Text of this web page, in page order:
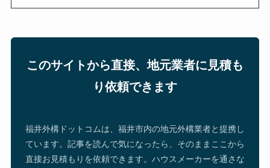
このサイトから直接、地元業者に見積も
り依頼できます
福井外構ドットコムは、福井市内の地元外構業者と提携し
ています。記事を読んで気になったら、そのままここから
直接お見積もりを依頼できます。ハウスメーカーを通さな